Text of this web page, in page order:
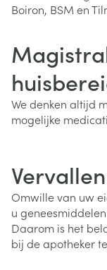
Boiron, BSM en
We denken altijd
mogelijke
Omwille van uw
u
Daarom is het
bij de apotheker